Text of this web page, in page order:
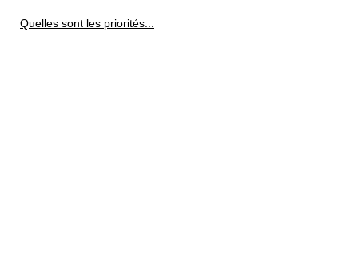
Quelles sont les priorités...